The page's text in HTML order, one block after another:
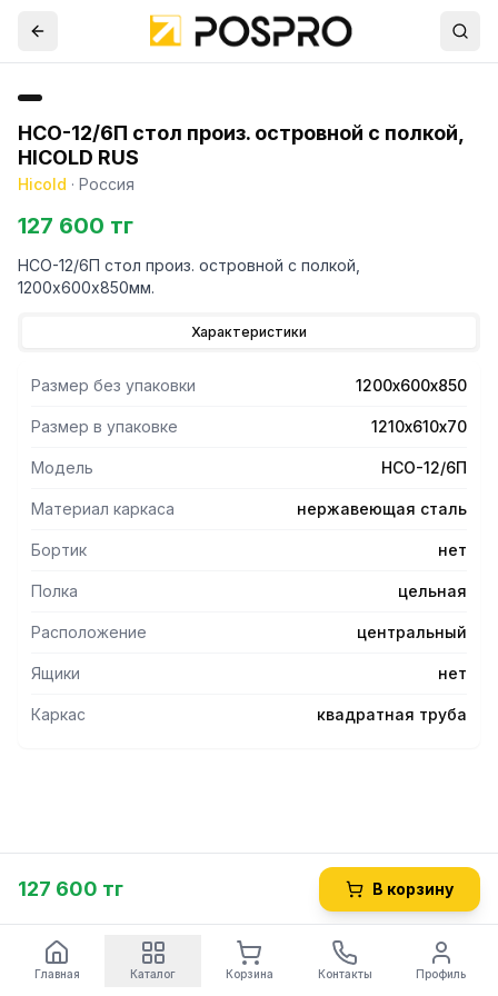
НСО-12/6П стол произ. островной с полкой,
HICOLD RUS
Hicold · Россия
127 600 тг
НСО-12/6П стол произ. островной с полкой,
1200х600х850мм.
Характеристики
Размер без упаковки 1200х600х850
Размер в упаковке 1210х610х70
Модель НСО-12/6П
Материал каркаса нержавеющая сталь
Бортик нет
Полка цельная
Расположение центральный
Ящики нет
Каркас квадратная труба
127 600 тг В корзину
Главная Каталог Корзина Контакты Профиль